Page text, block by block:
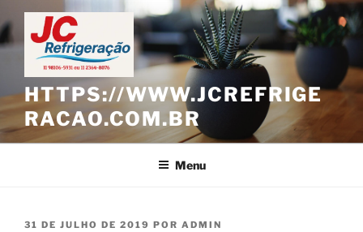
Pular
para
o
conteúdo
HTTPS://WWW.JCREFRIGE
RACAO.COM.BR
Menu
PUBLICADO
31 DE JULHO DE 2019 POR ADMIN